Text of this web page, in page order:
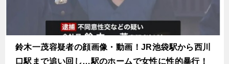
鈴木一茂容疑者の顔画像・動画！JR池袋駅から西川
口駅まで追い回し…駅のホームで女性に性的暴行！